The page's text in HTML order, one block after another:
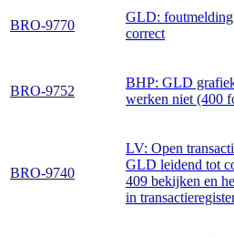
BRO-9770
GLD:
correct
BRO-9752
BHP: GLD
werken niet (400
BRO-9740
LV: Open
GLD leidend tot
409 bekijken en
in